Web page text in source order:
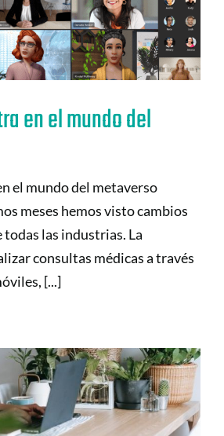
en el mundo del
el mundo del metaverso
meses hemos visto cambios
las industrias. La
consultas médicas a través
[...]